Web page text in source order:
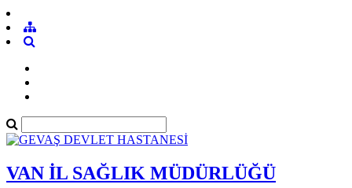
VAN İL SAĞLIK MÜDÜRLÜĞÜ